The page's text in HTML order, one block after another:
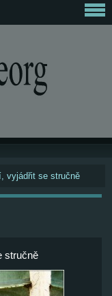
vyjádřit se stručně
stručně